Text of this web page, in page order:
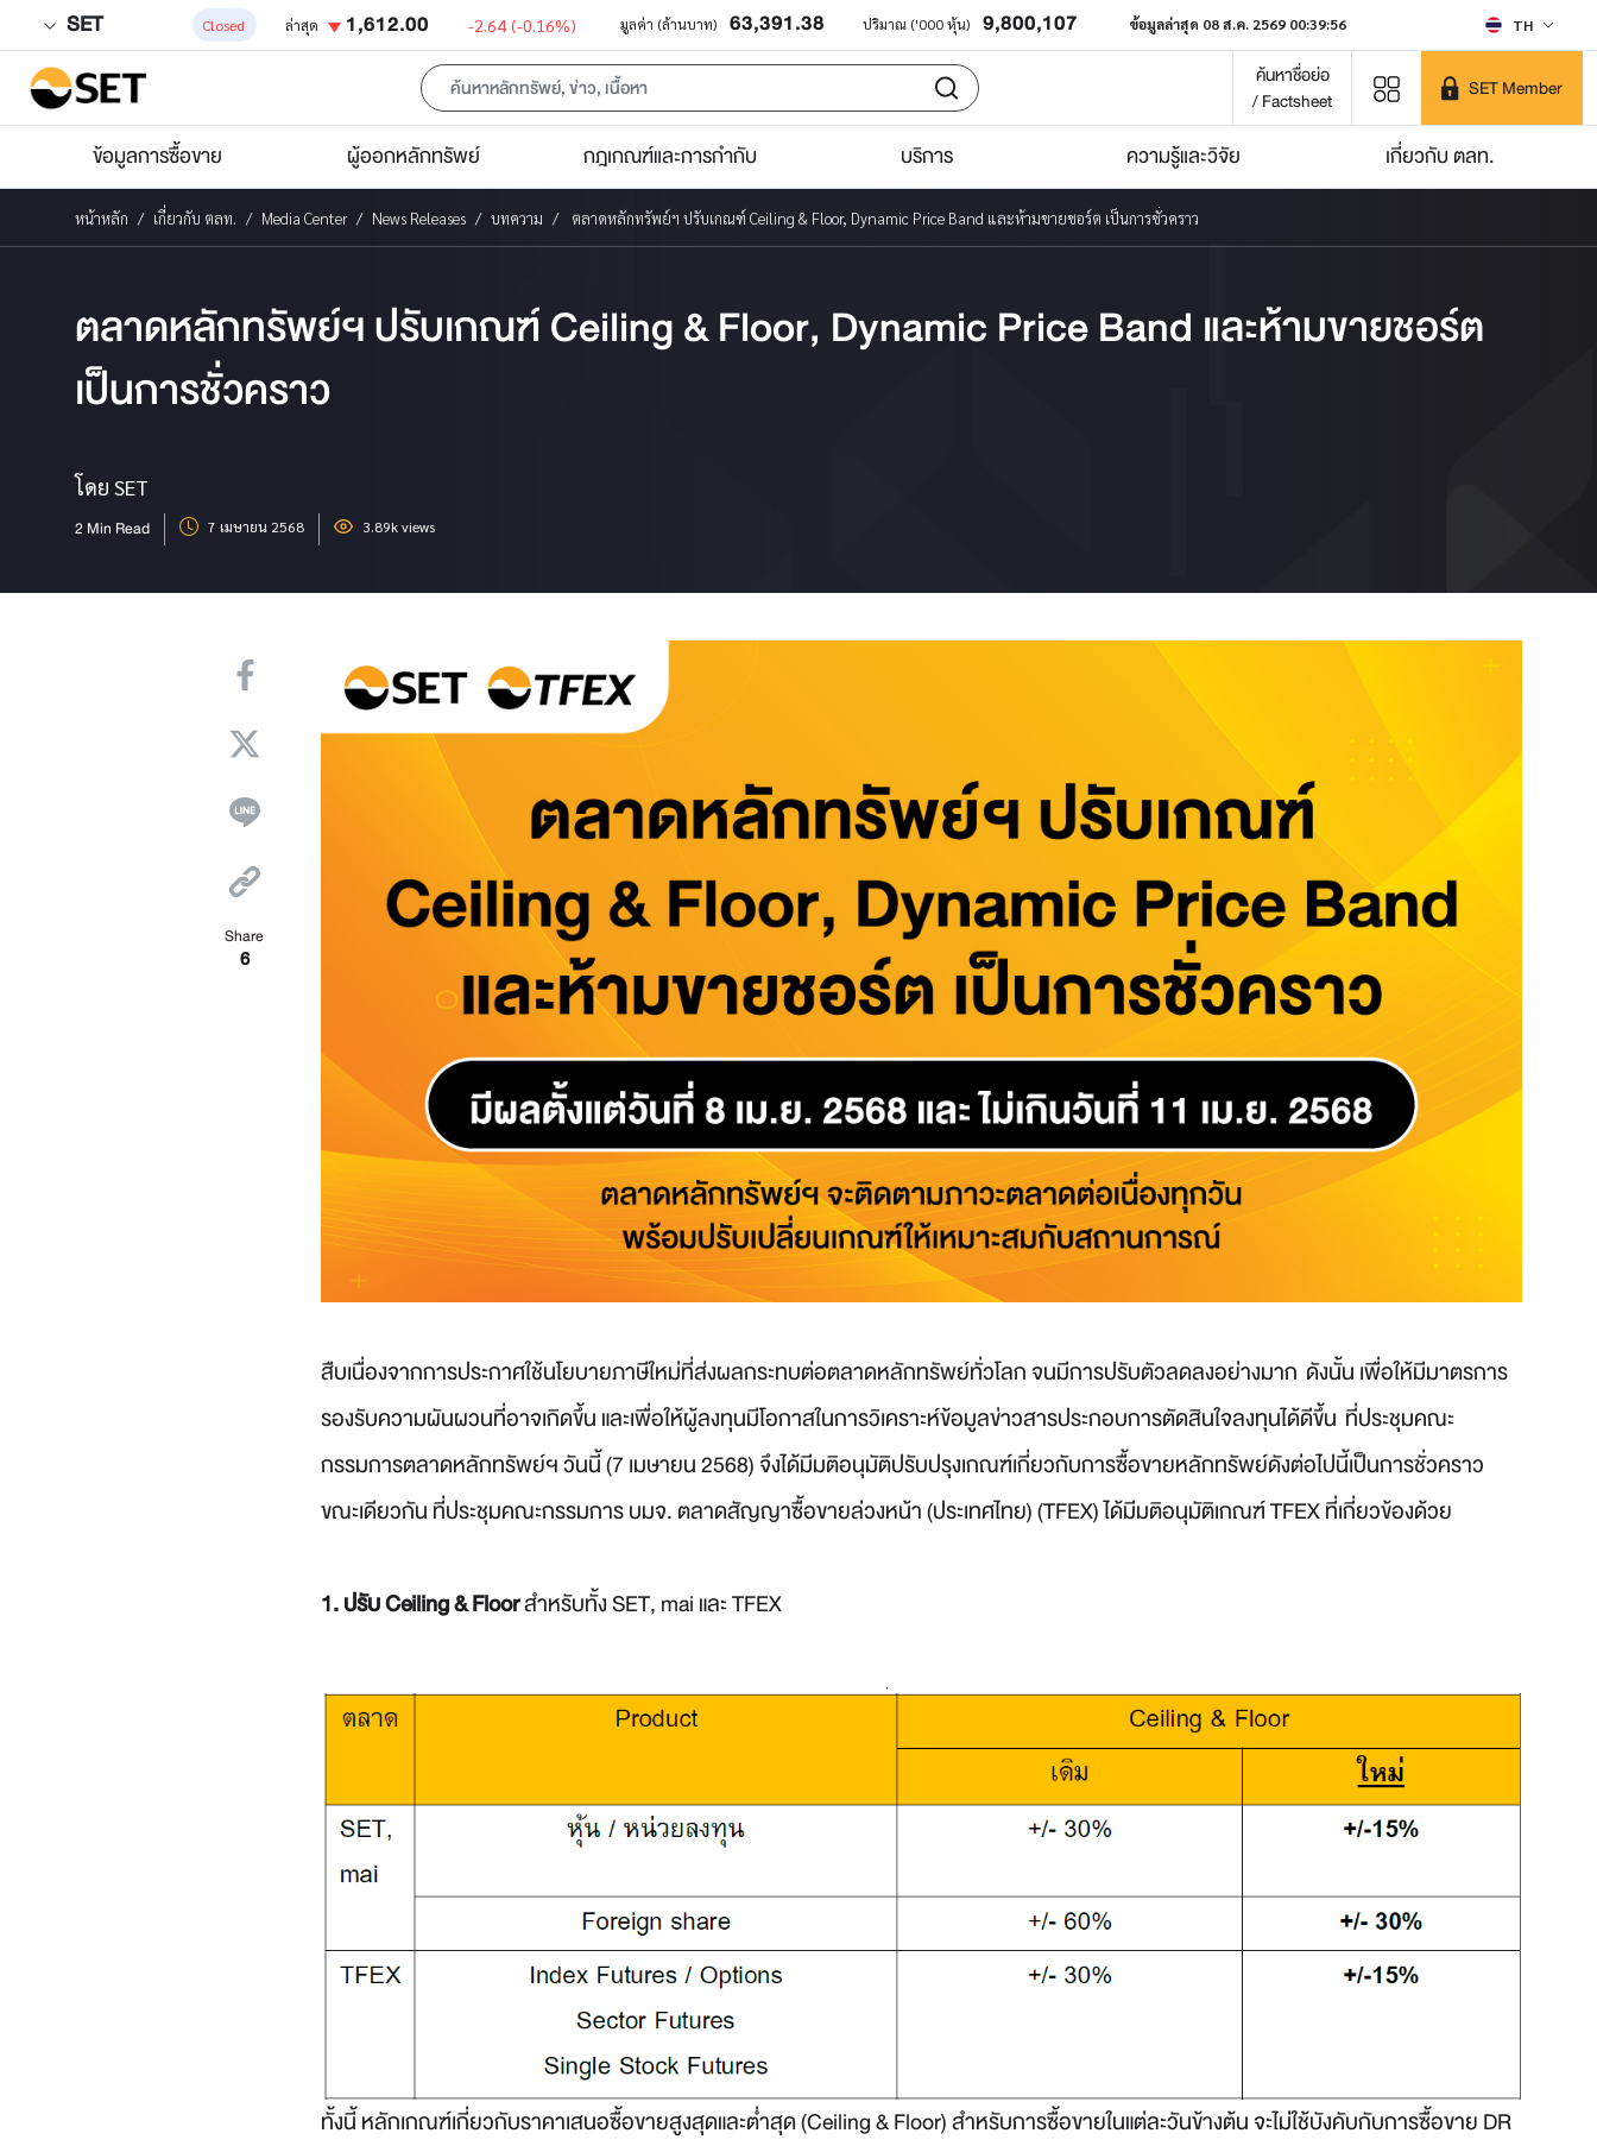
SET Closed ล่าสุด 1,612.00 -2.64 (-0.16%) มูลค่า (ล้านบาท) 63,391.38 ปริมาณ ('000 หุ้น) 9,800,107 ข้อมูลล่าสุด 08 ส.ค. 2569 00:39:56 TH
ค้นหาชื่อย่อ
/ Factsheet
SET Member
ข้อมูลการซื้อขาย ผู้ออกหลักทรัพย์ กฎเกณฑ์และการกำกับ บริการ ความรู้และวิจัย เกี่ยวกับ ตลท.
หน้าหลัก เกี่ยวกับ ตลท. Media Center News Releases บทความ ตลาดหลักทรัพย์ฯ ปรับเกณฑ์ Ceiling & Floor, Dynamic Price Band และห้ามขายชอร์ต เป็นการชั่วคราว
ตลาดหลักทรัพย์ฯ ปรับเกณฑ์ Ceiling & Floor, Dynamic Price Band และห้ามขายชอร์ต
เป็นการชั่วคราว
โดย SET
2 Min Read 7 เมษายน 2568 3.89k views
Share
6
สืบเนื่องจากการประกาศใช้นโยบายภาษีใหม่ที่ส่งผลกระทบต่อตลาดหลักทรัพย์ทั่วโลก จนมีการปรับตัวลดลงอย่างมาก ดังนั้น เพื่อให้มีมาตรการ
รองรับความผันผวนที่อาจเกิดขึ้น และเพื่อให้ผู้ลงทุนมีโอกาสในการวิเคราะห์ข้อมูลข่าวสารประกอบการตัดสินใจลงทุนได้ดีขึ้น ที่ประชุมคณะ
กรรมการตลาดหลักทรัพย์ฯ วันนี้ (7 เมษายน 2568) จึงได้มีมติอนุมัติปรับปรุงเกณฑ์เกี่ยวกับการซื้อขายหลักทรัพย์ดังต่อไปนี้เป็นการชั่วคราว
ขณะเดียวกัน ที่ประชุมคณะกรรมการ บมจ. ตลาดสัญญาซื้อขายล่วงหน้า (ประเทศไทย) (TFEX) ได้มีมติอนุมัติเกณฑ์ TFEX ที่เกี่ยวข้องด้วย
1. ปรับ Ceiling & Floorสำหรับทั้ง SET, mai และ TFEX
ทั้งนี้ หลักเกณฑ์เกี่ยวกับราคาเสนอซื้อขายสูงสุดและต่ำสุด (Ceiling & Floor) สำหรับการซื้อขายในแต่ละวันข้างต้น จะไม่ใช้บังคับกับการซื้อขาย DR